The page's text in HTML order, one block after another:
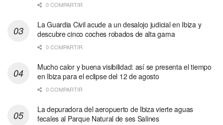
0 COMPARTIR
La Guardia Civil acude a un desalojo judicial en Ibiza y
descubre cinco coches robados de alta gama
0 COMPARTIR
Mucho calor y buena visibilidad: así se presenta el tiempo
en Ibiza para el eclipse del 12 de agosto
0 COMPARTIR
La depuradora del aeropuerto de Ibiza vierte aguas
fecales al Parque Natural de ses Salines